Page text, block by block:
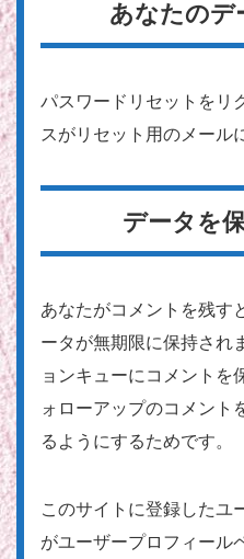
あなたのデ
パスワードリセットをリ
スがリセット用のメール
データを
あなたがコメントを残す
ータが無期限に保持され
ョンキューにコメントを
ォローアップのコメント
るようにするためです。
このサイトに登録したユ
がユーザープロフィール